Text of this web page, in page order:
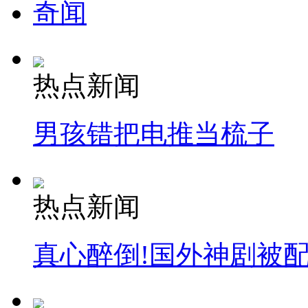
奇闻
热点新闻
男孩错把电推当梳子
热点新闻
真心醉倒!国外神剧被